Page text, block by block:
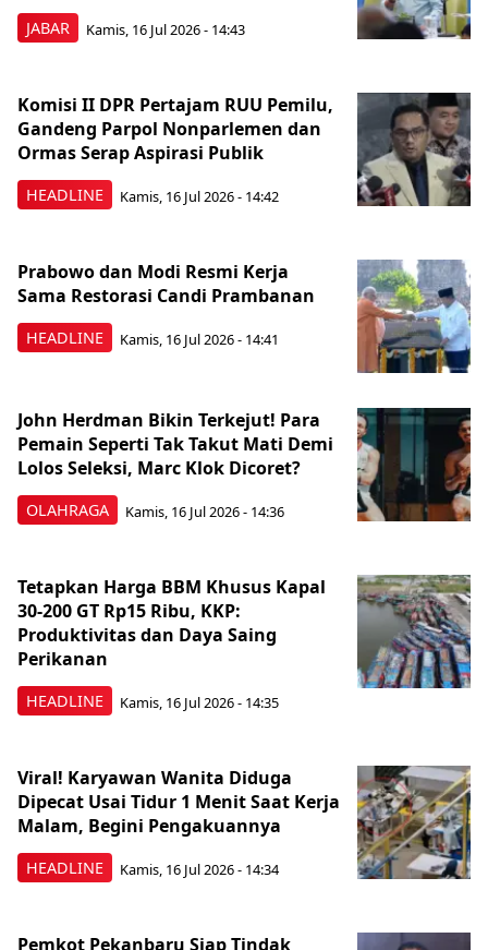
JABAR Kamis, 16 Jul 2026 - 14:43
HEADLINE
Komisi II DPR Pertajam RUU Pemilu,
Gandeng Parpol Nonparlemen dan
Ormas Serap Aspirasi Publik
Kamis, 16 Jul 2026 - 14:42
HEADLINE
Prabowo dan Modi Resmi Kerja
Sama Restorasi Candi Prambanan
Kamis, 16 Jul 2026 - 14:41
OLAHRAGA
John Herdman Bikin Terkejut! Para
Pemain Seperti Tak Takut Mati Demi
Lolos Seleksi, Marc Klok Dicoret?
Kamis, 16 Jul 2026 - 14:36
HEADLINE
Tetapkan Harga BBM Khusus Kapal
30-200 GT Rp15 Ribu, KKP:
Produktivitas dan Daya Saing
Perikanan
Kamis, 16 Jul 2026 - 14:35
HEADLINE
Viral! Karyawan Wanita Diduga
Dipecat Usai Tidur 1 Menit Saat Kerja
Malam, Begini Pengakuannya
Kamis, 16 Jul 2026 - 14:34
Pemkot Pekanbaru Siap Tindak